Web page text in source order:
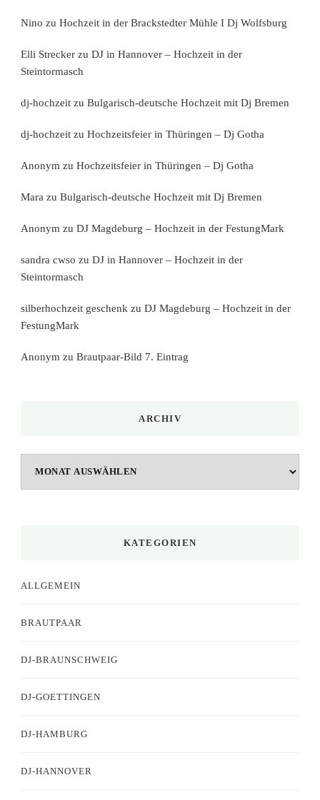
Nino zu Hochzeit in der Brackstedter Mühle I Dj Wolfsburg
Elli Strecker zu DJ in Hannover – Hochzeit in der
Steintormasch
dj-hochzeit zu Bulgarisch-deutsche Hochzeit mit Dj Bremen
dj-hochzeit zu Hochzeitsfeier in Thüringen – Dj Gotha
Anonym zu Hochzeitsfeier in Thüringen – Dj Gotha
Mara zu Bulgarisch-deutsche Hochzeit mit Dj Bremen
Anonym zu DJ Magdeburg – Hochzeit in der FestungMark
sandra cwso zu DJ in Hannover – Hochzeit in der
Steintormasch
silberhochzeit geschenk zu DJ Magdeburg – Hochzeit in der
FestungMark
Anonym zu Brautpaar-Bild 7. Eintrag
ARCHIV
KATEGORIEN
ALLGEMEIN
BRAUTPAAR
DJ-BRAUNSCHWEIG
DJ-GOETTINGEN
DJ-HAMBURG
DJ-HANNOVER